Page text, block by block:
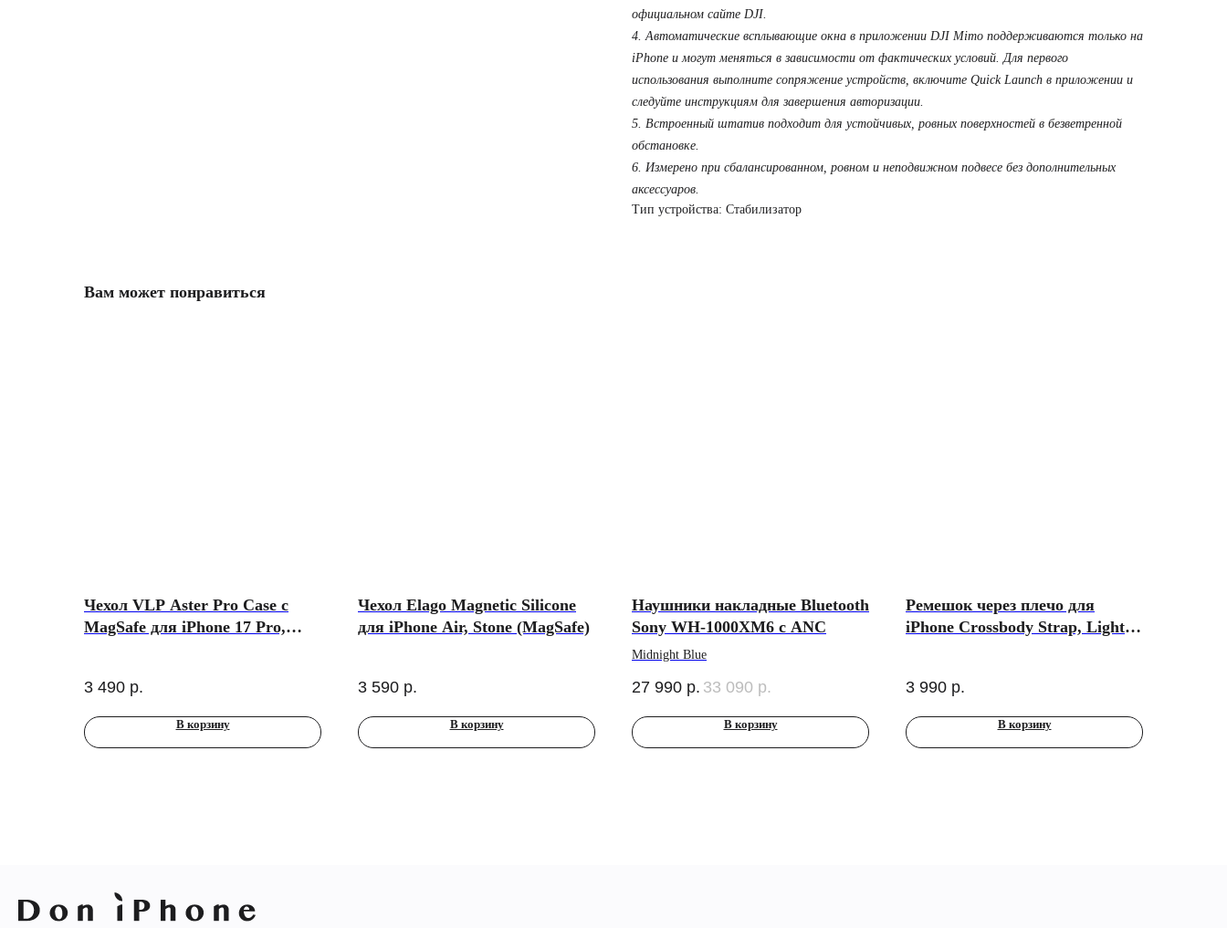
официальном сайте DJI.
4. Автоматические всплывающие окна в приложении DJI Mimo поддерживаются только на
iPhone и могут меняться в зависимости от фактических условий. Для первого
использования выполните сопряжение устройств, включите Quick Launch в приложении и
следуйте инструкциям для завершения авторизации.
5. Встроенный штатив подходит для устойчивых, ровных поверхностей в безветренной
обстановке.
6. Измерено при сбалансированном, ровном и неподвижном подвесе без дополнительных
аксессуаров.
Тип устройства: Стабилизатор
Вам может понравиться
Чехол VLP Aster Pro Case с
MagSafe для iPhone 17 Pro,
3 490 р.
В корзину
Чехол Elago Magnetic Silicone
для iPhone Air, Stone (MagSafe)
3 590 р.
В корзину
Наушники накладные Bluetooth
Sony WH-1000XM6 c ANC
Midnight Blue
27 990 р. 33 090 р.
В корзину
Ремешок через плечо для
iPhone Crossbody Strap, Light
3 990 р.
В корзину